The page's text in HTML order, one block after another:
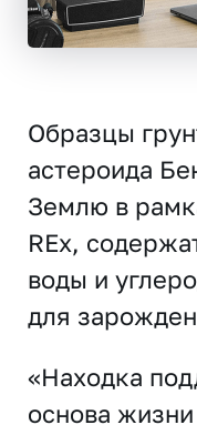
Образцы
астероида
Землю в
REx,
воды и
для
«Находка
основа